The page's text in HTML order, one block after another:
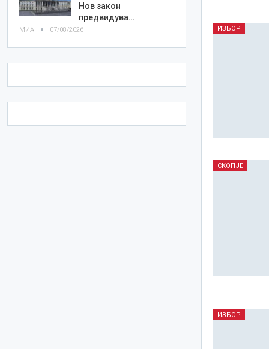
ИЗБОР
СКОПЈЕ
ИЗБОР
Нов закон
предвидува…
МИА 07/08/2026